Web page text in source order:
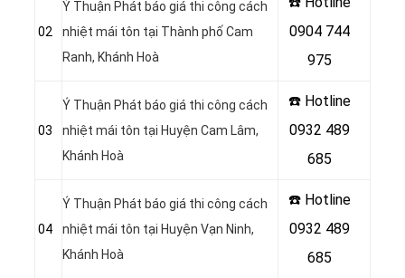
02
Ý Thuận Phát báo giá thi công cách
nhiệt mái tôn tại Thành phố Cam
Ranh, Khánh Hoà
0904 744
975
03
Ý Thuận Phát báo giá thi công cách
nhiệt mái tôn tại Huyện Cam Lâm,
Khánh Hoà
☎️ Hotline
0932 489
685
04
Ý Thuận Phát báo giá thi công cách
nhiệt mái tôn tại Huyện Vạn Ninh,
Khánh Hoà
☎️ Hotline
0932 489
685